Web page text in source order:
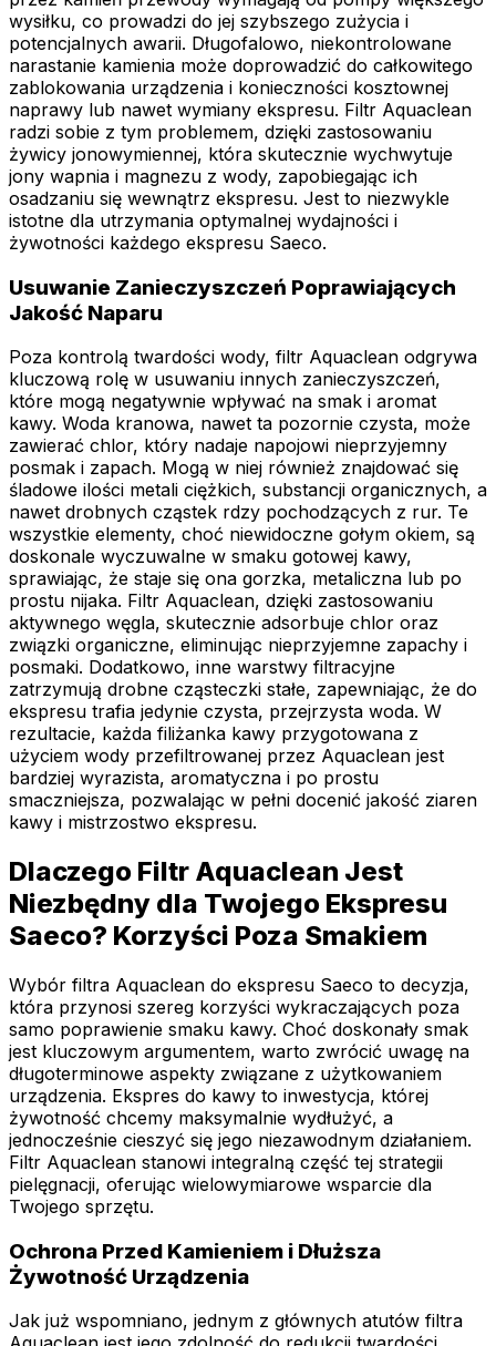
wysiłku, co prowadzi do jej szybszego zużycia i
potencjalnych awarii. Długofalowo, niekontrolowane
narastanie kamienia może doprowadzić do całkowitego
zablokowania urządzenia i konieczności kosztownej
naprawy lub nawet wymiany ekspresu. Filtr Aquaclean
radzi sobie z tym problemem, dzięki zastosowaniu
żywicy jonowymiennej, która skutecznie wychwytuje
jony wapnia i magnezu z wody, zapobiegając ich
osadzaniu się wewnątrz ekspresu. Jest to niezwykle
istotne dla utrzymania optymalnej wydajności i
żywotności każdego ekspresu Saeco.
Usuwanie Zanieczyszczeń Poprawiających
Jakość Naparu
Poza kontrolą twardości wody, filtr Aquaclean odgrywa
kluczową rolę w usuwaniu innych zanieczyszczeń,
które mogą negatywnie wpływać na smak i aromat
kawy. Woda kranowa, nawet ta pozornie czysta, może
zawierać chlor, który nadaje napojowi nieprzyjemny
posmak i zapach. Mogą w niej również znajdować się
śladowe ilości metali ciężkich, substancji organicznych, a
nawet drobnych cząstek rdzy pochodzących z rur. Te
wszystkie elementy, choć niewidoczne gołym okiem, są
doskonale wyczuwalne w smaku gotowej kawy,
sprawiając, że staje się ona gorzka, metaliczna lub po
prostu nijaka. Filtr Aquaclean, dzięki zastosowaniu
aktywnego węgla, skutecznie adsorbuje chlor oraz
związki organiczne, eliminując nieprzyjemne zapachy i
posmaki. Dodatkowo, inne warstwy filtracyjne
zatrzymują drobne cząsteczki stałe, zapewniając, że do
ekspresu trafia jedynie czysta, przejrzysta woda. W
rezultacie, każda filiżanka kawy przygotowana z
użyciem wody przefiltrowanej przez Aquaclean jest
bardziej wyrazista, aromatyczna i po prostu
smaczniejsza, pozwalając w pełni docenić jakość ziaren
kawy i mistrzostwo ekspresu.
Dlaczego Filtr Aquaclean Jest
Niezbędny dla Twojego Ekspresu
Saeco? Korzyści Poza Smakiem
Wybór filtra Aquaclean do ekspresu Saeco to decyzja,
która przynosi szereg korzyści wykraczających poza
samo poprawienie smaku kawy. Choć doskonały smak
jest kluczowym argumentem, warto zwrócić uwagę na
długoterminowe aspekty związane z użytkowaniem
urządzenia. Ekspres do kawy to inwestycja, której
żywotność chcemy maksymalnie wydłużyć, a
jednocześnie cieszyć się jego niezawodnym działaniem.
Filtr Aquaclean stanowi integralną część tej strategii
pielęgnacji, oferując wielowymiarowe wsparcie dla
Twojego sprzętu.
Ochrona Przed Kamieniem i Dłuższa
Żywotność Urządzenia
Jak już wspomniano, jednym z głównych atutów filtra